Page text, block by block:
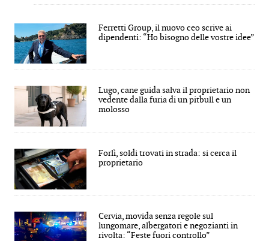
Ferretti Group, il nuovo ceo scrive ai
dipendenti: “Ho bisogno delle vostre idee”
Lugo, cane guida salva il proprietario non
vedente dalla furia di un pitbull e un
molosso
Forlì, soldi trovati in strada: si cerca il
proprietario
Cervia, movida senza regole sul
lungomare, albergatori e negozianti in
rivolta: “Feste fuori controllo”